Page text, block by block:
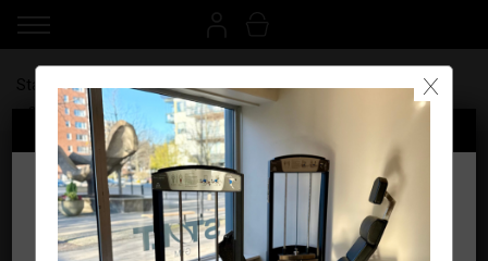
Välj anläggning
Välj anläggning för att gå vidare
Stolt Gym Skogås
Startdatum Anläggning
Språk/Language
X